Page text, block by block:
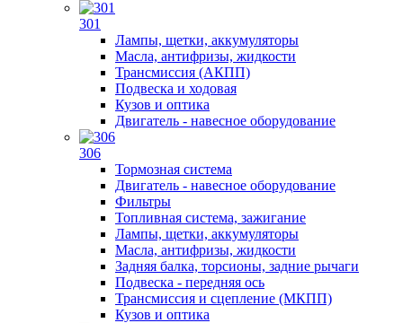
301
Лампы, щетки, аккумуляторы
Масла, антифризы, жидкости
Трансмиссия (АКПП)
Подвеска и ходовая
Кузов и оптика
Двигатель - навесное оборудование
306
Тормозная система
Двигатель - навесное оборудование
Фильтры
Топливная система, зажигание
Лампы, щетки, аккумуляторы
Масла, антифризы, жидкости
Задняя балка, торсионы, задние рычаги
Подвеска - передняя ось
Трансмиссия и сцепление (МКПП)
Кузов и оптика